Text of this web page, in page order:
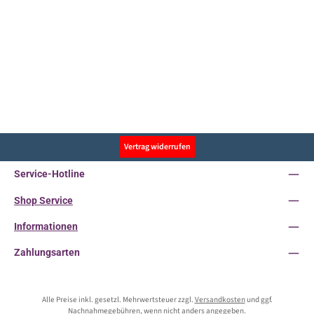
Vertrag widerrufen
Service-Hotline
Shop Service
Informationen
Zahlungsarten
Alle Preise inkl. gesetzl. Mehrwertsteuer zzgl. Versandkostenund ggf.
Nachnahmegebühren, wenn nicht anders angegeben.